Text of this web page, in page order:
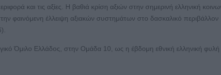
και τις αξίες. Η βαθιά κρίση αξιών στην σημερινή ελληνική
φαινόμενη έλλειψη αξιακών συστημάτων στο δασκαλικό
Όμιλο Ελλάδος, στην Ομάδα 10, ως η έβδομη εθνική ελληνική